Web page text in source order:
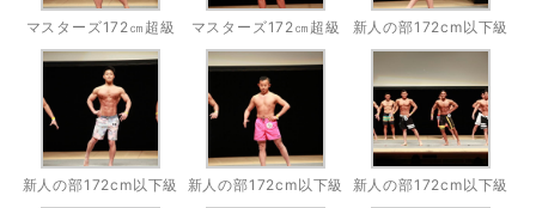
マスターズ172㎝超級 マスターズ172㎝超級 新人の部172cm以下級
新人の部172cm以下級 新人の部172cm以下級 新人の部172cm以下級